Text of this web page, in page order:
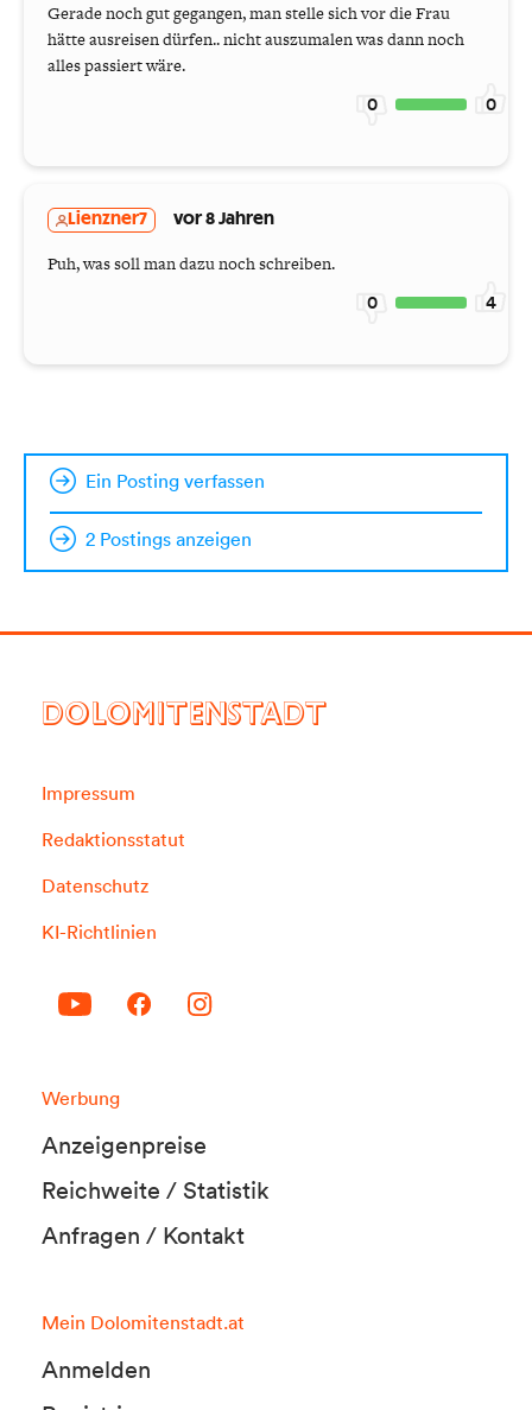
Gerade noch gut gegangen, man stelle sich vor die Frau
hätte ausreisen dürfen.. nicht auszumalen was dann noch
alles passiert wäre.
0 0
Lienzner7 vor 8 Jahren
Puh, was soll man dazu noch schreiben.
0 4
Ein Posting verfassen
2 Postings anzeigen
DOLOMITENSTADT
Impressum
Redaktionsstatut
Datenschutz
KI-Richtlinien
Werbung
Anzeigenpreise
Reichweite / Statistik
Anfragen / Kontakt
Mein Dolomitenstadt.at
Anmelden